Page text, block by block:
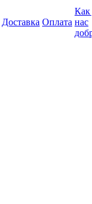
Доставка Оплата
Как
нас